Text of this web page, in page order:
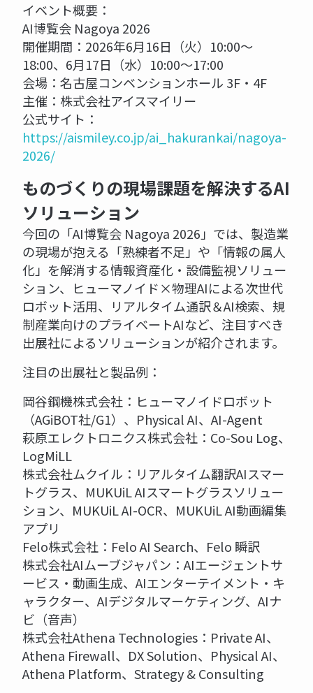
イベント概要：
AI博覧会 Nagoya 2026
開催期間：2026年6月16日（火）10:00～
18:00、6月17日（水）10:00～17:00
会場：名古屋コンベンションホール 3F・4F
主催：株式会社アイスマイリー
公式サイト：
https://aismiley.co.jp/ai_hakurankai/nagoya-
2026/
ものづくりの現場課題を解決するAI
ソリューション
今回の「AI博覧会 Nagoya 2026」では、製造業
の現場が抱える「熟練者不足」や「情報の属人
化」を解消する情報資産化・設備監視ソリュー
ション、ヒューマノイド×物理AIによる次世代
ロボット活用、リアルタイム通訳＆AI検索、規
制産業向けのプライベートAIなど、注目すべき
出展社によるソリューションが紹介されます。
注目の出展社と製品例：
岡谷鋼機株式会社：ヒューマノイドロボット
（AGiBOT社/G1）、Physical AI、AI-Agent
萩原エレクトロニクス株式会社：Co-Sou Log、
LogMiLL
株式会社ムクイル：リアルタイム翻訳AIスマー
トグラス、MUKUiL AIスマートグラスソリュー
ション、MUKUiL AI-OCR、MUKUiL AI動画編集
アプリ
Felo株式会社：Felo AI Search、Felo 瞬訳
株式会社AIムーブジャパン：AIエージェントサ
ービス・動画生成、AIエンターテイメント・キ
ャラクター、AIデジタルマーケティング、AIナ
ビ（音声）
株式会社Athena Technologies：Private AI、
Athena Firewall、DX Solution、Physical AI、
Athena Platform、Strategy & Consulting